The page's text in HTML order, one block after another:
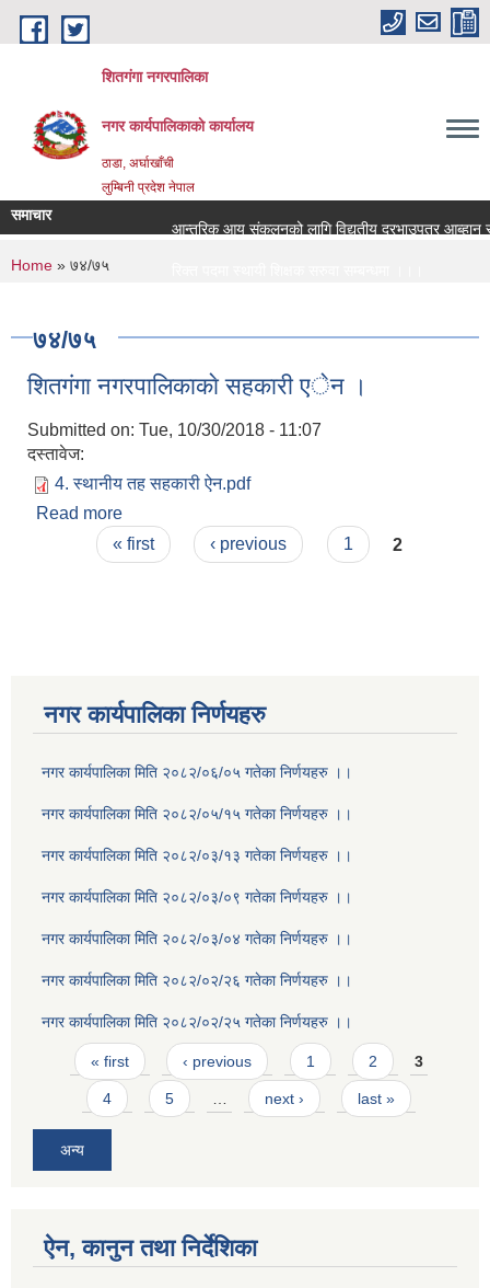
Skip to main content
शितगंगा नगरपालिका
नगर कार्यपालिकाकाे कार्यालय
ठाडा, अर्घाखाँची
लुम्बिनी प्रदेश नेपाल
समाचार
आन्तरिक आय संकलनको लागि विद्युतीय दरभाउपत्र आब्हान
You are here
Home » ७४/७५
७४/७५
शितगंगा नगरपालिकाकाे सहकारी एेन ।
Submitted on: Tue, 10/30/2018 - 11:07
दस्तावेज:
4. स्थानीय तह सहकारी ऐन.pdf
Read more
Pages« first ‹ previous 1 2
नगर कार्यपालिका निर्णयहरु
नगर कार्यपालिका मिति २०८२/०६/०५ गतेका निर्णयहरु ।।
नगर कार्यपालिका मिति २०८२/०५/१५ गतेका निर्णयहरु ।।
नगर कार्यपालिका मिति २०८२/०३/१३ गतेका निर्णयहरु ।।
नगर कार्यपालिका मिति २०८२/०३/०९ गतेका निर्णयहरु ।।
नगर कार्यपालिका मिति २०८२/०३/०४ गतेका निर्णयहरु ।।
नगर कार्यपालिका मिति २०८२/०२/२६ गतेका निर्णयहरु ।।
नगर कार्यपालिका मिति २०८२/०२/२५ गतेका निर्णयहरु ।।
Pages
« first ‹ previous 1 2 3
4 5 … next › last »
अन्य
ऐन, कानुन तथा निर्देशिका